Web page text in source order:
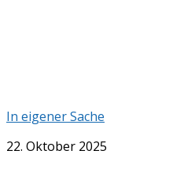
In eigener Sache
22. Oktober 2025